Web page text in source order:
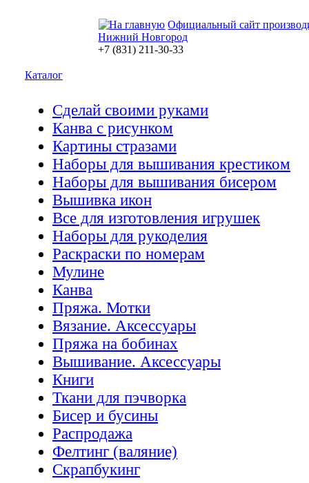
Официальный сайт
Нижний Новгород
+7 (831) 211-30-33
Каталог
Сделай своими руками
Канва с рисунком
Картины стразами
Наборы для вышивания крестиком
Наборы для вышивания бисером
Вышивка икон
Все для изготовления игрушек
Наборы для рукоделия
Раскраски по номерам
Мулине
Канва
Пряжа. Мотки
Вязание. Аксессуары
Пряжа на бобинах
Вышивание. Аксессуары
Книги
Ткани для пэчворка
Бисер и бусины
Распродажа
Фелтинг (валяние)
Скрапбукинг